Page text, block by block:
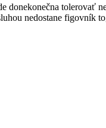
donekonečna
nedostane